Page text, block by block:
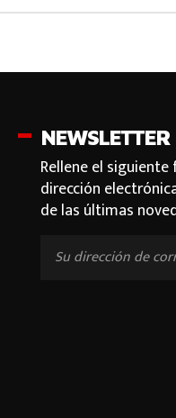
NEWSLETTER
Rellene el
dirección
de las últimas